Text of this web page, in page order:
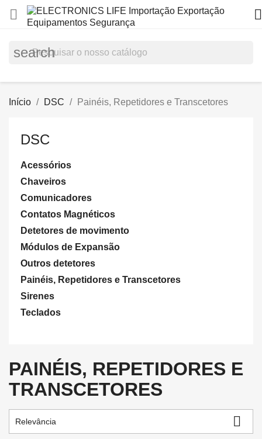
 
search
Início DSC Painéis, Repetidores e Transcetores
DSC
Acessórios
Chaveiros
Comunicadores
Contatos Magnéticos
Detetores de movimento
Módulos de Expansão
Outros detetores
Painéis, Repetidores e Transcetores
Sirenes
Teclados
PAINÉIS, REPETIDORES E
TRANSCETORES
Relevância 